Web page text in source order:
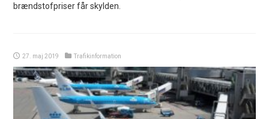
brændstofpriser får skylden.
27. maj 2019 Trafikinformation